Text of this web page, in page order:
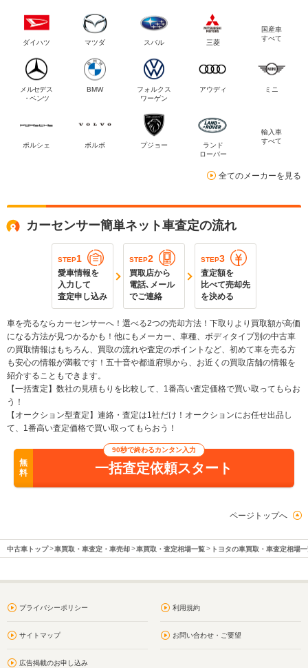
ダイハツ マツダ スバル 三菱
国産車
すべて
メルセデス
・ベンツ
BMW
フォルクス
ワーゲン
アウディ ミニ
ポルシェ ボルボ プジョー
ランド
ローバー
輸入車
すべて
全てのメーカーを見る
カーセンサー簡単ネット車査定の流れ
STEP1
愛車情報を
入力して
査定申し込み
STEP2
買取店から
電話､メール
でご連絡
STEP3
査定額を
比べて売却先
を決める
車を売るならカーセンサーへ！選べる2つの売却方法！下取りより買取額が高価
になる方法が見つかるかも！他にもメーカー、車種、ボディタイプ別の中古車
の買取情報はもちろん、買取の流れや査定のポイントなど、初めて車を売る方
も安心の情報が満載です！五十音や都道府県から、お近くの買取店舗の情報を
紹介することもできます。
【一括査定】数社の見積もりを比較して、1番高い査定価格で買い取ってもらお
う！
【オークション型査定】連絡・査定は1社だけ！オークションにお任せ出品し
て、1番高い査定価格で買い取ってもらおう！
無
料
90秒で終わるカンタン入力
一括査定依頼スタート
ページトップへ
中古車トップ 車買取・車査定・車売却 車買取・査定相場一覧 トヨタの車買取・車査定相場
プライバシーポリシー 利用規約
サイトマップ お問い合わせ・ご要望
広告掲載のお申し込み